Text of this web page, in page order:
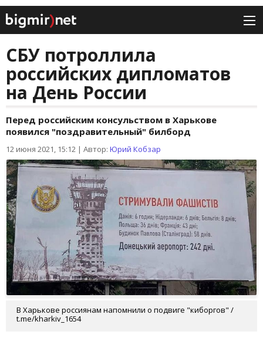
СБУ потроллила
российских дипломатов
на День России
Перед российским консульством в Харькове
появился "поздравительный" билборд
12 июня 2021, 15:12 | Автор: Юрий Кобзар
В Харькове россиянам напомнили о подвиге "киборгов" /
t.me/kharkiv_1654